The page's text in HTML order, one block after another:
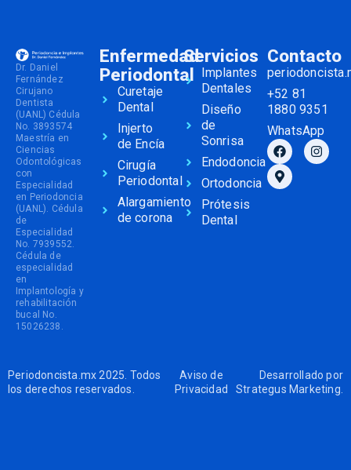
Dr. Daniel
Fernández
Cirujano
Dentista
(UANL) Cédula
No. 3893574
Maestría en
Ciencias
Odontológicas
con
Especialidad
en Periodoncia
(UANL). Cédula
de
Especialidad
No. 7939552.
Cédula de
especialidad
en
Implantología y
rehabilitación
bucal No.
15026238.
Enfermedad
Periodontal
Curetaje
Dental
Injerto
de Encía
Cirugía
Periodontal
Alargamiento
de corona
Servicios
Implantes
Dentales
Diseño
de
Sonrisa
Endodoncia
Ortodoncia
Prótesis
Dental
Contacto
+52 81
1880 9351
WhatsApp
Periodoncista.mx 2025. Todos
los derechos reservados.
Aviso de
Privacidad
Desarrollado por
Strategus Marketing